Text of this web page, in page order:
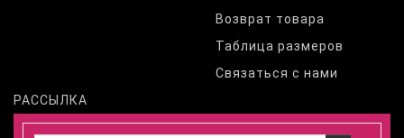
Возврат товара
Таблица размеров
Связаться с нами
РАССЫЛКА